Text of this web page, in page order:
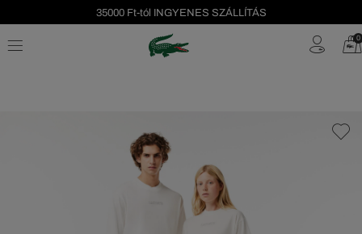
35000 Ft-tól INGYENES SZÁLLÍTÁS
Szezonális leárazás akár -40%! 0